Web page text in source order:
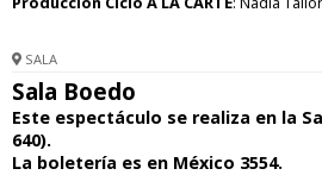
SALA
Sala Boedo
Este espectáculo se realiza en la
640).
La boletería es en México 3554.